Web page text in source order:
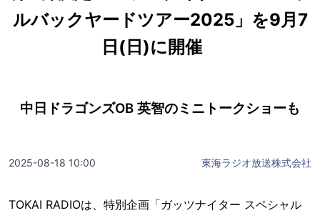
ルバックヤードツアー2025」を9月7
日(日)に開催
中日ドラゴンズOB 英智のミニトークショーも
2025-08-18 10:00 東海ラジオ放送株式会社
TOKAI RADIOは、特別企画「ガッツナイター スペシャル